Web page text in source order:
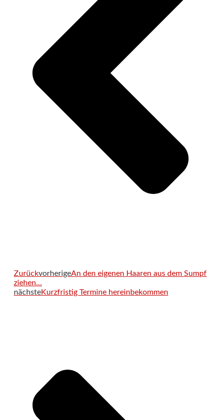
ZurückvorherigeAn den eigenen Haaren aus dem Sumpf
ziehen…
nächsteKurzfristig Termine hereinbekommen